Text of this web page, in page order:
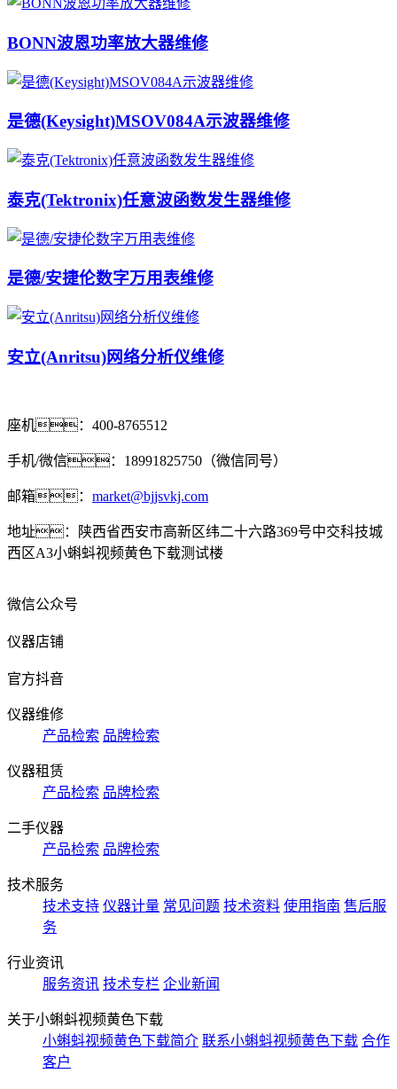
BONN波恩功率放大器维修
是德(Keysight)MSOV084A示波器维修
泰克(Tektronix)任意波函数发生器维修
是德/安捷伦数字万用表维修
安立(Anritsu)网络分析仪维修
座机：400-8765512
手机/微信：18991825750（微信同号）
邮箱： market@bjjsvkj.com
地址：陕西省西安市高新区纬二十六路369号中交科技城
西区A3小蝌蚪视频黄色下载测试楼
微信公众号
仪器店铺
官方抖音
仪器维修
产品检索 品牌检索
仪器租赁
产品检索 品牌检索
二手仪器
产品检索 品牌检索
技术服务
技术支持 仪器计量 常见问题 技术资料 使用指南 售后服
务
行业资讯
服务资讯 技术专栏 企业新闻
关于小蝌蚪视频黄色下载
小蝌蚪视频黄色下载简介 联系小蝌蚪视频黄色下载 合作
客户